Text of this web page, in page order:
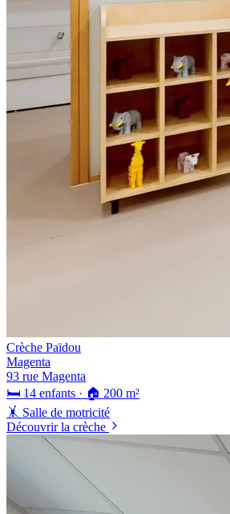
Crèche Païdou
Magenta
93 rue Magenta
🛏️ 14 enfants · 🏠 200 m²
🤸 Salle de motricité
Découvrir la crèche